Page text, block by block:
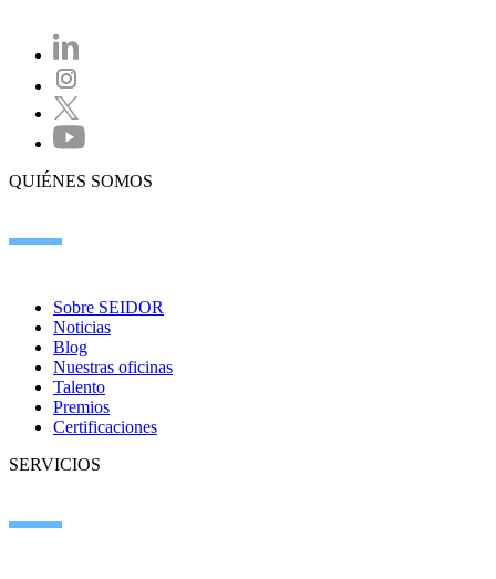
QUIÉNES SOMOS
Sobre SEIDOR
Noticias
Blog
Nuestras oficinas
Talento
Premios
Certificaciones
SERVICIOS